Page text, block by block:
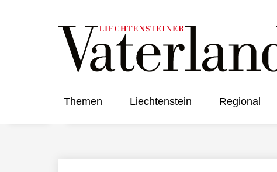
Themen Liechtenstein Regional